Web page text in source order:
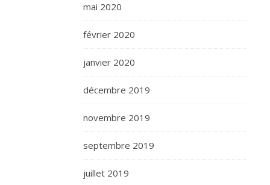
mai 2020
février 2020
janvier 2020
décembre 2019
novembre 2019
septembre 2019
juillet 2019